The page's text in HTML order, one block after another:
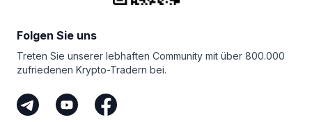
Folgen Sie uns
Treten Sie unserer lebhaften Community mit über 800.000
zufriedenen Krypto-Tradern bei.